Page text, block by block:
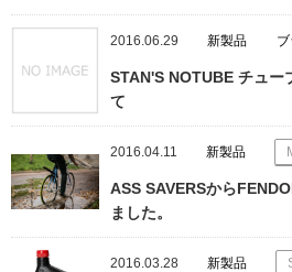
2016.06.29 新製品
STAN'S NOTUBE チュー
て
2016.04.11 新製品
ASS SAVERSから
ました。
2016.03.28 新製品